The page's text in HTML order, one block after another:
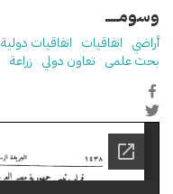
وسومـــــ
أراضي اتفاقيات اتفاقيات دولية
بحث علمى تعاون دولي زراعة